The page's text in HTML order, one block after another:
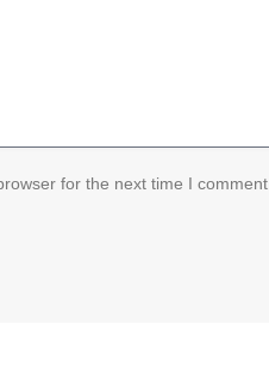
for the next time I comment.